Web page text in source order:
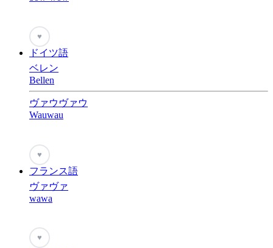
♥
ドイツ語
ベレン
Bellen
ヴァウヴァウ
Wauwau
♥
フランス語
ヴァヴァ
wawa
♥